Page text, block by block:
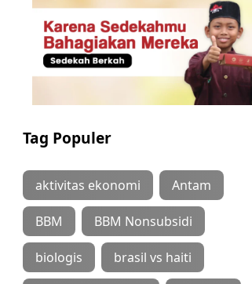
Tag Populer
aktivitas ekonomi Antam
BBM BBM Nonsubsidi
biologis brasil vs haiti